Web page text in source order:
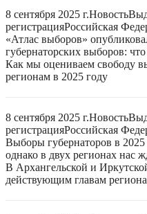
8 сентября 2025 г.Новость
регистрацияРоссийская
«Атлас выборов»
губернаторских выборов: что
Как мы оцениваем свободу
регионам в 2025 году
8 сентября 2025 г.Новость
регистрацияРоссийская
Выборы губернаторов в
однако в двух регионах нас
В Архангельской и
действующим главам